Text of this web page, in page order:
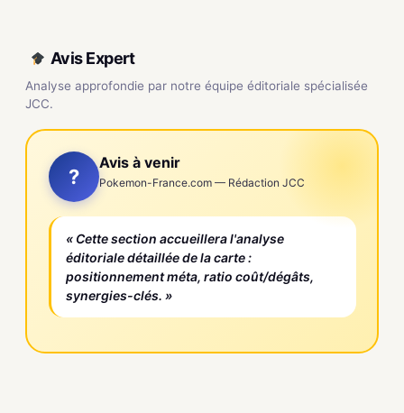
Avis Expert
Analyse approfondie par notre équipe éditoriale spécialisée
JCC.
?
Avis à venir
Pokemon-France.com — Rédaction JCC
« Cette section accueillera l'analyse
éditoriale détaillée de la carte :
positionnement méta, ratio coût/dégâts,
synergies-clés. »